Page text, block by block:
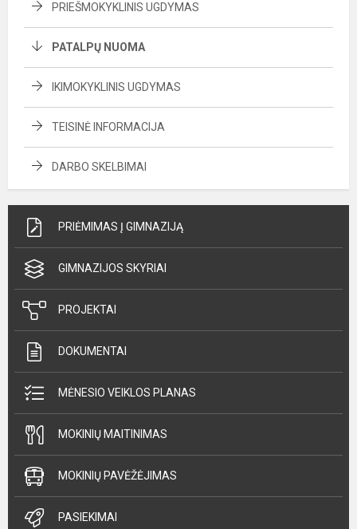
PRIEŠMOKYKLINIS UGDYMAS
PATALPŲ NUOMA
IKIMOKYKLINIS UGDYMAS
TEISINĖ INFORMACIJA
DARBO SKELBIMAI
PRIĖMIMAS Į GIMNAZIJĄ
GIMNAZIJOS SKYRIAI
PROJEKTAI
DOKUMENTAI
MĖNESIO VEIKLOS PLANAS
MOKINIŲ MAITINIMAS
MOKINIŲ PAVĖŽĖJIMAS
PASIEKIMAI